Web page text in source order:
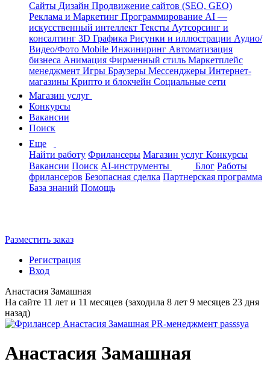
Сайты Дизайн Продвижение сайтов (SEO, GEO)
Реклама и Маркетинг Программирование AI —
искусственный интеллект Тексты Аутсорсинг и
консалтинг 3D Графика Рисунки и иллюстрации Аудио/
Видео/Фото Mobile Инжиниринг Автоматизация
бизнеса Анимация Фирменный стиль Маркетплейс
менеджмент Игры Браузеры Мессенджеры Интернет-
магазины Крипто и блокчейн Социальные сети
Магазин услуг
Конкурсы
Вакансии
Поиск
Еще
Найти работу Фрилансеры Магазин услуг Конкурсы
Вакансии Поиск AI-инструменты Блог Работы
фрилансеров Безопасная сделка Партнерская программа
База знаний Помощь
Разместить заказ
Регистрация
Вход
Анастасия Замашная
На сайте 11 лет и 11 месяцев (заходила 8 лет 9 месяцев 23 дня
назад)
Анастасия Замашная